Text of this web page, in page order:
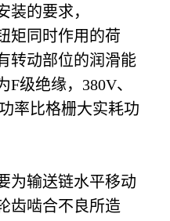
装的要求，
矩同时作用的荷
转动部位的润滑能
F级绝缘，380V、
率比格栅大实耗功
为输送链水平移动
齿啮合不良所造